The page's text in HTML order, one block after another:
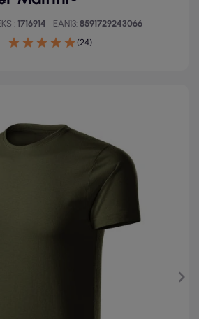
1716914 EAN13 8591729243066
(24)